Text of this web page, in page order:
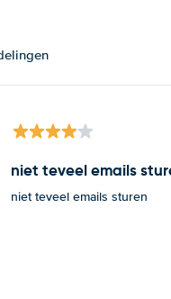
niet teveel emails
niet teveel emails sturen